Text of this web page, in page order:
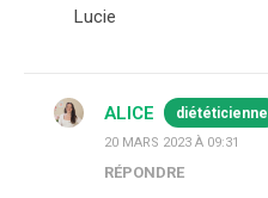
Lucie
ALICE diététicienne
20 MARS 2023 À 09:31
RÉPONDRE